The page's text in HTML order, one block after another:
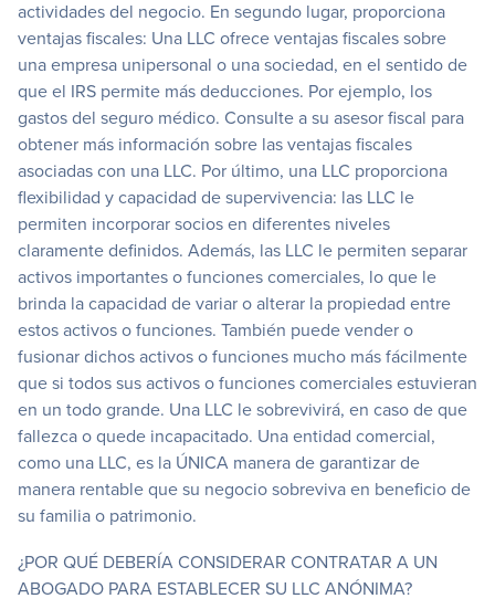
actividades del negocio. En segundo lugar, proporciona
ventajas fiscales: Una LLC ofrece ventajas fiscales sobre
una empresa unipersonal o una sociedad, en el sentido de
que el IRS permite más deducciones. Por ejemplo, los
gastos del seguro médico. Consulte a su asesor fiscal para
obtener más información sobre las ventajas fiscales
asociadas con una LLC. Por último, una LLC proporciona
flexibilidad y capacidad de supervivencia: las LLC le
permiten incorporar socios en diferentes niveles
claramente definidos. Además, las LLC le permiten separar
activos importantes o funciones comerciales, lo que le
brinda la capacidad de variar o alterar la propiedad entre
estos activos o funciones. También puede vender o
fusionar dichos activos o funciones mucho más fácilmente
que si todos sus activos o funciones comerciales estuvieran
en un todo grande. Una LLC le sobrevivirá, en caso de que
fallezca o quede incapacitado. Una entidad comercial,
como una LLC, es la ÚNICA manera de garantizar de
manera rentable que su negocio sobreviva en beneficio de
su familia o patrimonio.
¿POR QUÉ DEBERÍA CONSIDERAR CONTRATAR A UN
ABOGADO PARA ESTABLECER SU LLC ANÓNIMA?